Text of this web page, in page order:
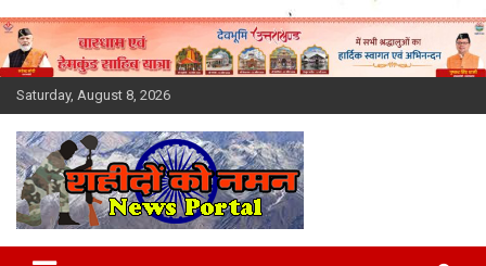
Skip
to
content
Saturday, August 8, 2026
Latest News Today, Breaking